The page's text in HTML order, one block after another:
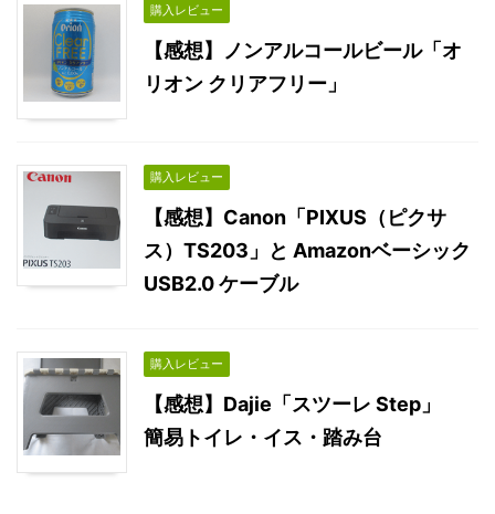
購入レビュー
【感想】ノンアルコールビール「オ
リオン クリアフリー」
購入レビュー
【感想】Canon「PIXUS（ピクサ
ス）TS203」と Amazonベーシック
USB2.0 ケーブル
購入レビュー
【感想】Dajie「スツーレ Step」
簡易トイレ・イス・踏み台